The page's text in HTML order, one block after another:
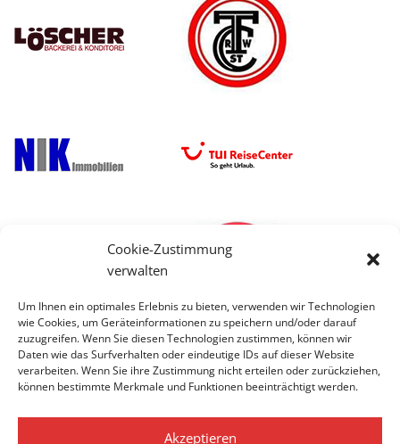
Cookie-Zustimmung
verwalten
Um Ihnen ein optimales Erlebnis zu bieten, verwenden wir Technologien
wie Cookies, um Geräteinformationen zu speichern und/oder darauf
zuzugreifen. Wenn Sie diesen Technologien zustimmen, können wir
Daten wie das Surfverhalten oder eindeutige IDs auf dieser Website
verarbeiten. Wenn Sie ihre Zustimmung nicht erteilen oder zurückziehen,
können bestimmte Merkmale und Funktionen beeinträchtigt werden.
Akzeptieren